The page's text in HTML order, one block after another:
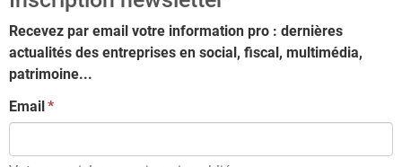
Recevez par email votre information pro : dernières
actualités des entreprises en social, fiscal, multimédia,
patrimoine...
Email